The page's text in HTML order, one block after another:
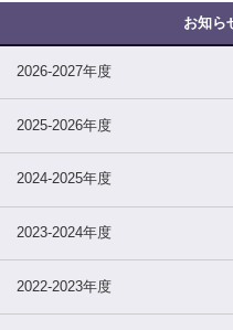
2026-2027年度
2025-2026年度
2024-2025年度
2023-2024年度
2022-2023年度